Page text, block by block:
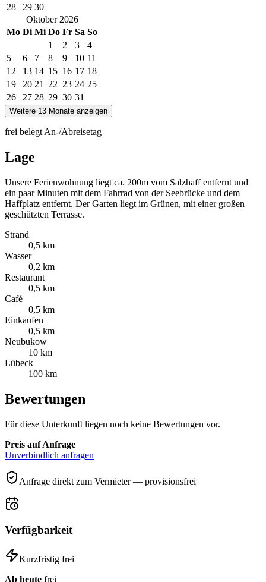
28
29 30
Oktober 2026
Mo Di Mi Do Fr Sa So
1
2 3
4
5
6 7 8 9 10 11
12
13 14 15 16 17 18
19
20 21 22 23 24 25
26
27 28 29 30 31
Weitere 13 Monate anzeigen
frei belegt An-/Abreisetag
Lage
Unsere Ferienwohnung liegt ca. 200m vom Salzhaff entfernt und
ein paar Minuten mit dem Fahrrad von der Seebrücke und dem
Haffplatz entfernt. Der Garten liegt im Grünen, mit einer großen
geschützten Terrasse.
Strand
0,5 km
Wasser
0,2 km
Restaurant
0,5 km
Café
0,5 km
Einkaufen
0,5 km
Neubukow
10 km
Lübeck
100 km
Bewertungen
Für diese Unterkunft liegen noch keine Bewertungen vor.
Preis auf Anfrage
Unverbindlich anfragen
Anfrage direkt zum Vermieter — provisionsfrei
Verfügbarkeit
Kurzfristig frei
Ab heute frei